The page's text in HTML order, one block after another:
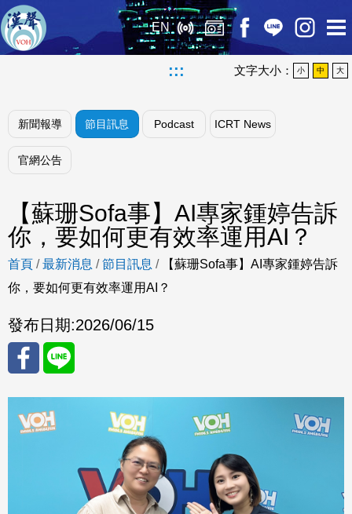
EN
::: 文字大小： 小 中 大
新聞報導 節目訊息 Podcast ICRT News
官網公告
【蘇珊Sofa事】AI專家鍾婷告訴
你，要如何更有效率運用AI？
首頁 /最新消息 /節目訊息 /
【蘇珊Sofa事】AI專家鍾婷告訴
你，要如何更有效率運用AI？
發布日期:2026/06/15
分享
至
分享
至